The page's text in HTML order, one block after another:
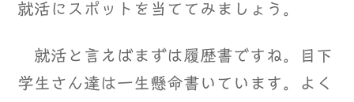
就活にスポットを当ててみましょう。
就活と言えばまずは履歴書ですね。目下
学生さん達は一生懸命書いています。よく